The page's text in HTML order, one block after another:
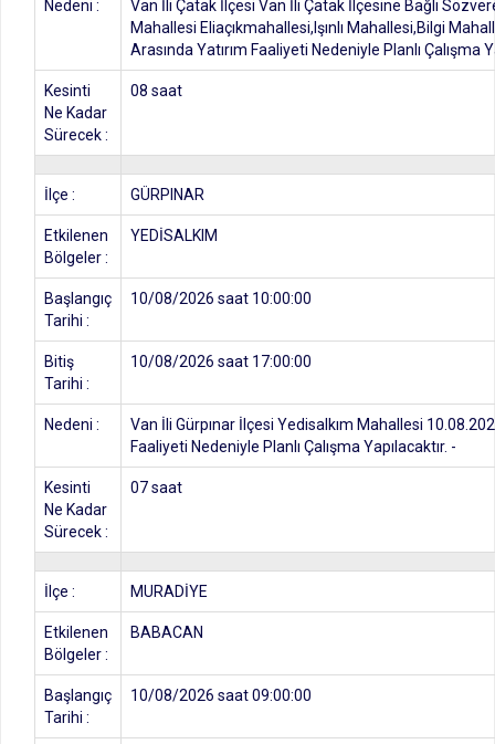
Nedeni :
Van İli Çatak İlçesi Van İli Çatak İlçesine Bağlı
Mahallesi Eliaçıkmahallesi,Işınlı Mahallesi,Bilgi
Arasında Yatırım Faaliyeti Nedeniyle Planlı Çalışma
Kesinti
Ne Kadar
Sürecek :
08 saat
İlçe : GÜRPINAR
Etkilenen
Bölgeler :
YEDİSALKIM
Başlangıç
Tarihi :
10/08/2026 saat 10:00:00
Bitiş
Tarihi :
10/08/2026 saat 17:00:00
Nedeni :
Van İli Gürpınar İlçesi Yedisalkım Mahallesi
Faaliyeti Nedeniyle Planlı Çalışma Yapılacaktır. -
Kesinti
Ne Kadar
Sürecek :
07 saat
İlçe : MURADİYE
Etkilenen
Bölgeler :
BABACAN
Başlangıç
Tarihi :
10/08/2026 saat 09:00:00